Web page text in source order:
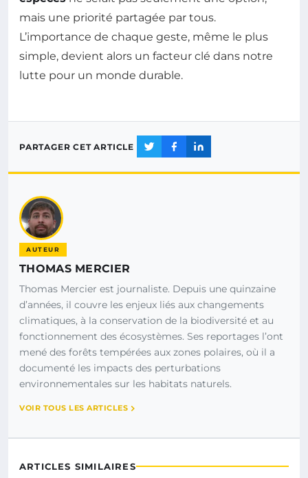
mais une priorité partagée par tous.
L’importance de chaque geste, même le plus
simple, devient alors un facteur clé dans notre
lutte pour un monde durable.
PARTAGER CET ARTICLE
AUTEUR
THOMAS MERCIER
Thomas Mercier est journaliste. Depuis une quinzaine
d’années, il couvre les enjeux liés aux changements
climatiques, à la conservation de la biodiversité et au
fonctionnement des écosystèmes. Ses reportages l’ont
mené des forêts tempérées aux zones polaires, où il a
documenté les impacts des perturbations
environnementales sur les habitats naturels.
VOIR TOUS LES ARTICLES
ARTICLES SIMILAIRES